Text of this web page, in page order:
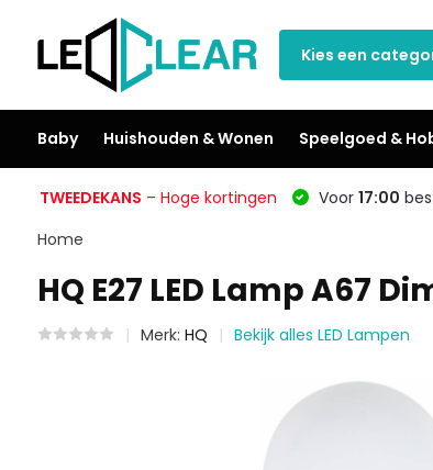
Kies een
Baby Huishouden & Wonen Speelgoed &
TWEEDEKANS – Hoge kortingen Voor 17:00
Home
HQ E27 LED Lamp A67
Merk: HQ Bekijk alles LED Lampen